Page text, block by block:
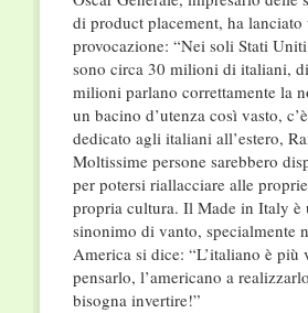
di product placement, ha lanciato
provocazione: “Nei soli Stati
sono circa 30 milioni di italiani,
milioni parlano correttamente la
un bacino d’utenza così vasto,
dedicato agli italiani all’estero,
Moltissime persone sarebbero
per potersi riallacciare alle
propria cultura. Il Made in Italy è
sinonimo di vanto, specialmente
America si dice: “L’italiano è più
pensarlo, l’americano a
bisogna invertire!”